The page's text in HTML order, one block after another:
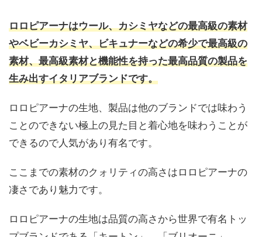
ロロピアーナはウール、カシミヤなどの最高級の素材
やベビーカシミヤ、ビキュナーなどの希少で最高級の
素材、最高級素材と機能性を持った最高品質の製品を
生み出すイタリアブランドです。
ロロピアーナの生地、製品は他のブランドでは味わう
ことのできない極上の見た目と着心地を味わうことが
できるので人気があり有名です。
ここまでの素材のクォリティの高さはロロピアーナの
凄さであり魅力です。
ロロピアーナの生地は品質の高さから世界で有名トッ